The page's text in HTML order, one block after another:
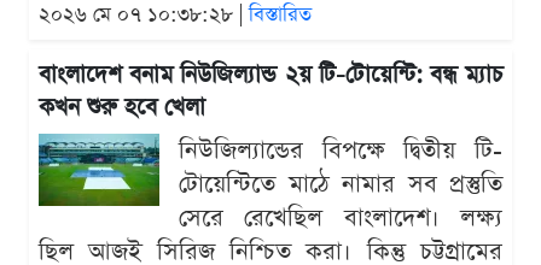
২০২৬ মে ০৭ ১০:৩৮:২৮ |বিস্তারিত
বাংলাদেশ বনাম নিউজিল্যান্ড ২য় টি-টোয়েন্টি: বন্ধ ম্যাচ
কখন শুরু হবে খেলা
নিউজিল্যান্ডের বিপক্ষে দ্বিতীয় টি-
টোয়েন্টিতে মাঠে নামার সব প্রস্তুতি
সেরে রেখেছিল বাংলাদেশ। লক্ষ্য
ছিল আজই সিরিজ নিশ্চিত করা। কিন্তু চট্টগ্রামের